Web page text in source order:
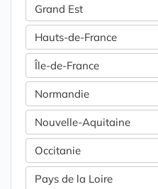
Grand Est
Hauts-de-France
Île-de-France
Normandie
Nouvelle-Aquitaine
Occitanie
Pays de la Loire